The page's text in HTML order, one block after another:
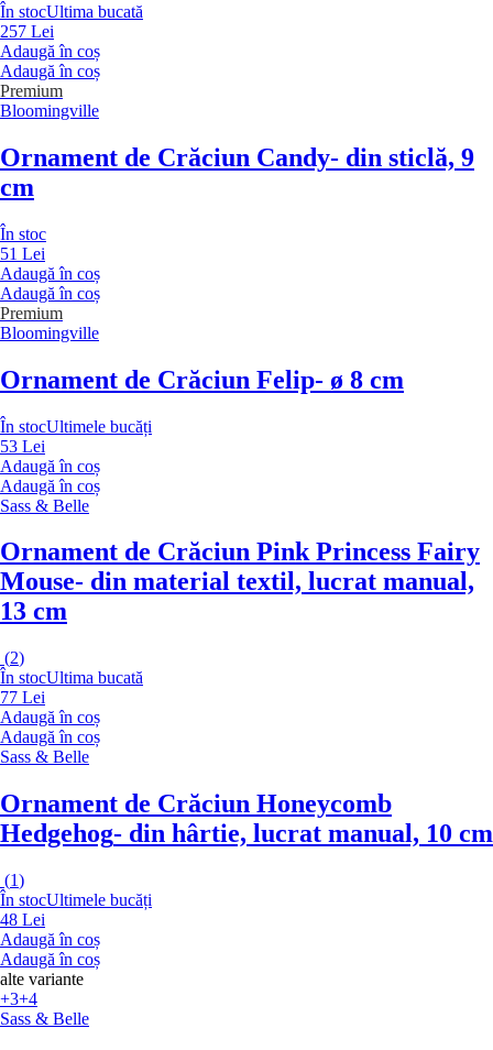
În stocUltima bucată
257 Lei
Adaugă în coș
Adaugă în coș
Premium
Bloomingville
Ornament de Crăciun Candy- din sticlă, 9
cm
În stoc
51 Lei
Adaugă în coș
Adaugă în coș
Premium
Bloomingville
Ornament de Crăciun Felip- ø 8 cm
În stocUltimele bucăți
53 Lei
Adaugă în coș
Adaugă în coș
Sass & Belle
Ornament de Crăciun Pink Princess Fairy
Mouse- din material textil, lucrat manual,
13 cm
(2)
În stocUltima bucată
77 Lei
Adaugă în coș
Adaugă în coș
Sass & Belle
Ornament de Crăciun Honeycomb
Hedgehog- din hârtie, lucrat manual, 10 cm
(1)
În stocUltimele bucăți
48 Lei
Adaugă în coș
Adaugă în coș
alte variante
+3+4
Sass & Belle